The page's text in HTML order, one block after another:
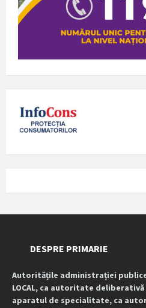
DESPRE PRIMARIE
Autoritățile administrației publice
LOCAL, ca autoritate deliberativă
aparatul de specialitate, ca